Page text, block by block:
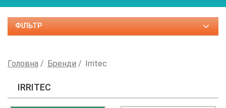
ФІЛЬТР
Головна Бренди Irritec
IRRITEC